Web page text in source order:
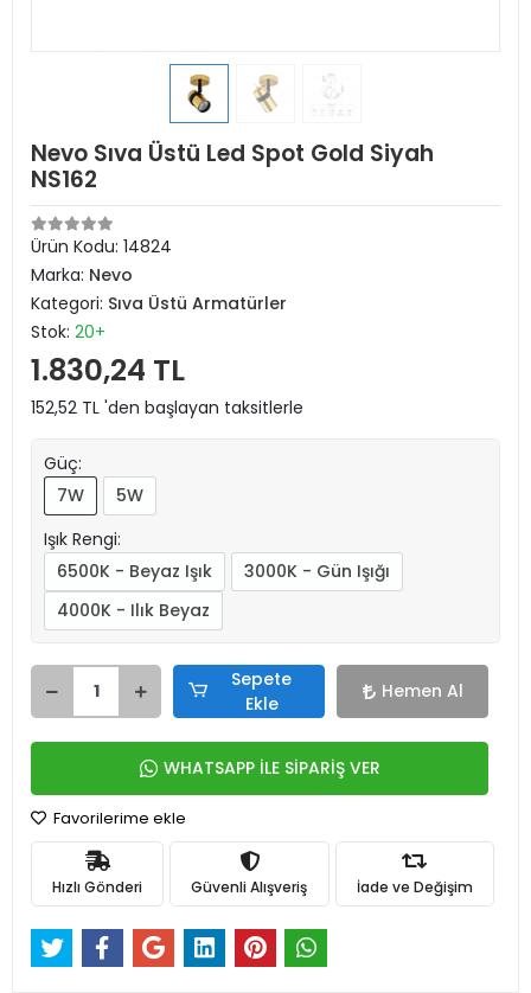
Nevo Sıva Üstü Led Spot Gold Siyah
NS162
Ürün Kodu: 14824
Marka: Nevo
Kategori: Sıva Üstü Armatürler
Stok: 20+
1.830,24 TL
152,52 TL 'den başlayan taksitlerle
Güç:
7W
5W
Işık Rengi:
6500K - Beyaz Işık
3000K - Gün Işığı
4000K - Ilık Beyaz
Sepete
Ekle
Hemen Al
WHATSAPP İLE SİPARİŞ VER
Favorilerime ekle
Hızlı Gönderi Güvenli Alışveriş İade ve Değişim